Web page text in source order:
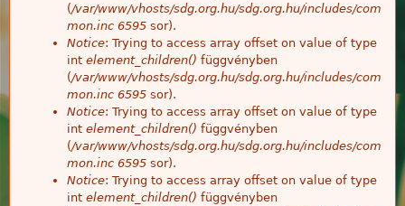
(/var/www/vhosts/sdg.org.hu/sdg.org.hu/includes/com
mon.inc 6595 sor).
Notice: Trying to access array offset on value of type
int element_children() függvényben
(/var/www/vhosts/sdg.org.hu/sdg.org.hu/includes/com
mon.inc 6595 sor).
Notice: Trying to access array offset on value of type
int element_children() függvényben
(/var/www/vhosts/sdg.org.hu/sdg.org.hu/includes/com
mon.inc 6595 sor).
Notice: Trying to access array offset on value of type
int element_children() függvényben